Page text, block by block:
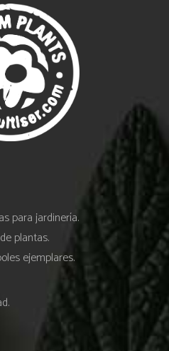
para jardinería.
plantas.
ejemplares.